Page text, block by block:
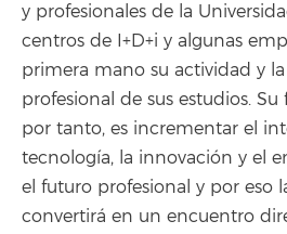
y profesionales de la
centros de I+D+i y algunas
primera mano su actividad y
profesional de sus estudios.
por tanto, es incrementar el
tecnología, la innovación y el
el futuro profesional y por eso
convertirá en un encuentro